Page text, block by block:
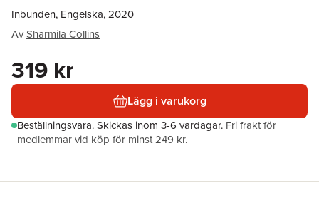
Inbunden, Engelska, 2020
AvSharmila Collins
319 kr
Lägg i varukorg
Beställningsvara.Skickas inom 3-6 vardagar. Fri frakt för
medlemmar vid köp för minst 249 kr.